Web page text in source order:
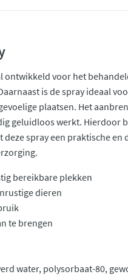
ontwikkeld voor het
is de spray ideaal
plaatsen. Het
geluidloos werkt. Hierdoor
spray een praktische
bereikbare plekken
dieren
te brengen
water, polysorbaat-80,